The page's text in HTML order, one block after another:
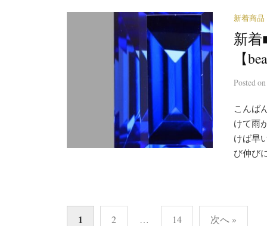
新着商品
新着
【
Postedon
こんば
けて雨
けば早
び伸び
投1 2 … 14 次へ »